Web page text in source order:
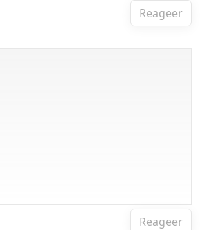
Reageer
Reageer